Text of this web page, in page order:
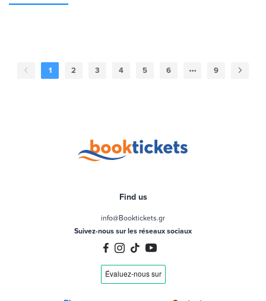
1 2 3 4 5 6 9
Find us
info@Booktickets.gr
Suivez-nous sur les réseaux sociaux